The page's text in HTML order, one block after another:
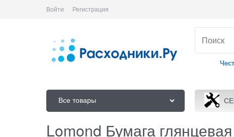
Войти Регистрация
Все товары
Lomond Бумага